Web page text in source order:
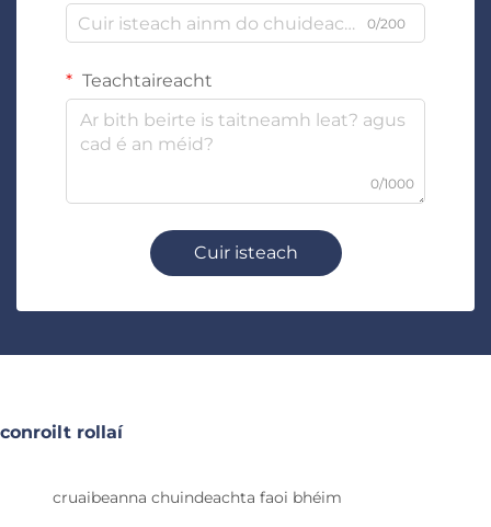
0/200
Teachtaireacht
0/1000
Cuir isteach
conroilt rollaí
cruaibeanna chuindeachta faoi bhéim